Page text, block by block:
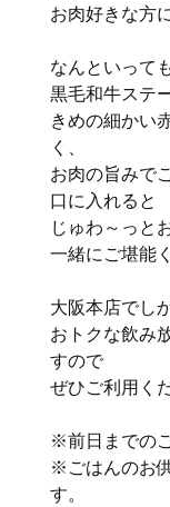
お肉好きな方
なんといっても
黒毛和牛ステ
きめの細かい
く、
お肉の旨みで
口に入れると
じゅわ～っと
一緒にご堪能
大阪本店でし
おトクな飲み
すので
ぜひご利用く
※前日までの
※ごはんのお
す。